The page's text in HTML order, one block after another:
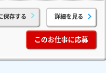
保存する 詳細を見る
このお仕事に応募